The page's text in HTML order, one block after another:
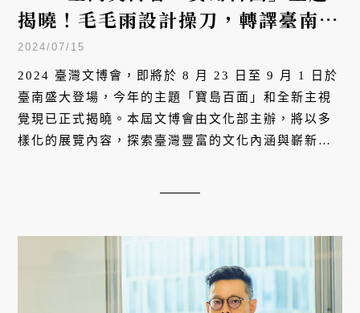
揭曉！毛毛雨設計操刀，轉譯臺南傳
統文化符號
2024/07/15
2024 臺灣文博會，即將於 8 月 23 日至 9 月 1 日於
臺南盛大登場，今年的主題「寶島百面」和全新主視
覺現已正式揭曉。本屆文博會由文化部主辦，將以多
樣化的展覽內容，探索臺灣豐富的文化內涵與嶄新的